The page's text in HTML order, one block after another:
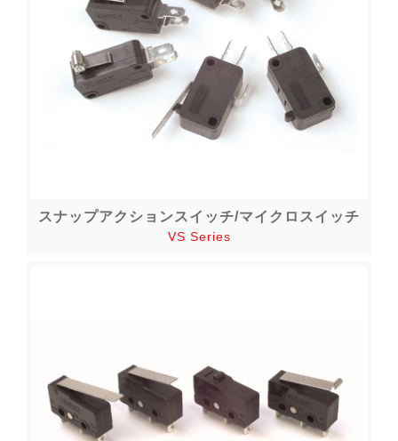
スナップアクションスイッチ/マイクロスイッチ
VS Series